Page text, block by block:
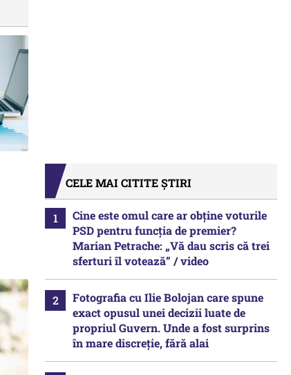
CELE MAI CITITE ȘTIRI
Cine este omul care ar obține voturile
PSD pentru funcția de premier?
Marian Petrache: „Vă dau scris că trei
sferturi îl votează” / video
Fotografia cu Ilie Bolojan care spune
exact opusul unei decizii luate de
propriul Guvern. Unde a fost surprins
în mare discreție, fără alai